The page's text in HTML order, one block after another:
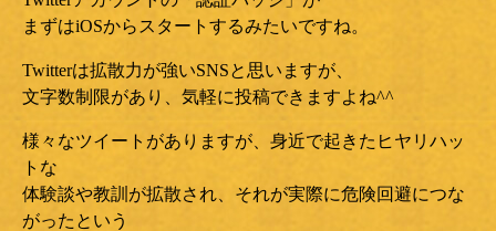
まずはiOSからスタートするみたいですね。
Twitterは拡散力が強いSNSと思いますが、
文字数制限があり、気軽に投稿できますよね^^
様々なツイートがありますが、身近で起きたヒヤリハッ
トな
体験談や教訓が拡散され、それが実際に危険回避につな
がったという